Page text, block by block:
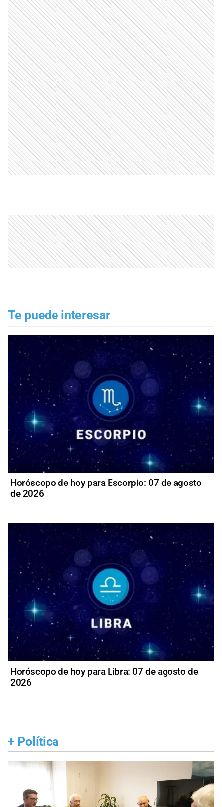
Te puede interesar
Horóscopo de hoy para Escorpio: 07 de agosto
de 2026
Horóscopo de hoy para Libra: 07 de agosto de
2026
+ Política